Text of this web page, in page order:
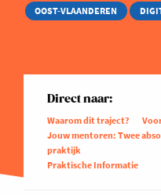
OOST-VLAANDEREN
Direct naar:
Waarom dit traject?
Jouw mentoren: Twee
praktijk
Praktische Informatie